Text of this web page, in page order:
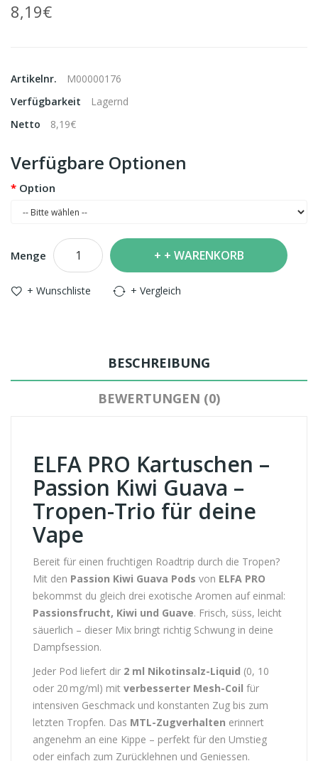
8,19€
Artikelnr.
M00000176
Verfügbarkeit
Lagernd
Netto
8,19€
Verfügbare Optionen
Option
Menge + WARENKORB
+ Wunschliste + Vergleich
BESCHREIBUNG
BEWERTUNGEN (0)
ELFA PRO Kartuschen –
Passion Kiwi Guava –
Tropen-Trio für deine
Vape
Bereit für einen fruchtigen Roadtrip durch die Tropen?
Mit den Passion Kiwi Guava Pods von ELFA PRO
bekommst du gleich drei exotische Aromen auf einmal:
Passionsfrucht, Kiwi und Guave. Frisch, süss, leicht
säuerlich – dieser Mix bringt richtig Schwung in deine
Dampfsession.
Jeder Pod liefert dir 2 ml Nikotinsalz-Liquid (0, 10
oder 20 mg/ml) mit verbesserter Mesh-Coil für
intensiven Geschmack und konstanten Zug bis zum
letzten Tropfen. Das MTL-Zugverhalten erinnert
angenehm an eine Kippe – perfekt für den Umstieg
oder einfach zum Zurücklehnen und Geniessen.